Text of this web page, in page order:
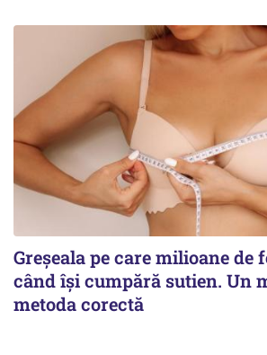
Greșeala pe care milioane de
când își cumpără sutien. Un
metoda corectă